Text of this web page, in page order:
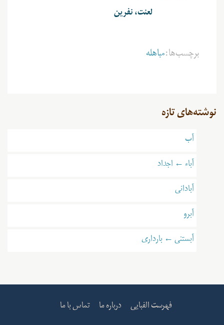
لعنت، نفرین
برچسب‌ها:مباهله
نوشته‌های تازه
آب
آباء ← اجداد
آبادانی
آبرو
آبستنی ← بارداری
فهرست الفبایی درباره ما تماس با ما